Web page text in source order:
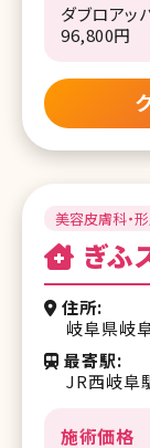
ダブロアッ
96,800円
美容皮膚科・
科・美容外科
ぎふ
住所
岐阜県岐
最寄駅
JR西岐阜
施術価格